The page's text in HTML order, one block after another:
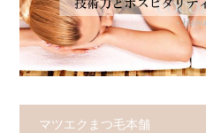
マツエクまつ毛本舗